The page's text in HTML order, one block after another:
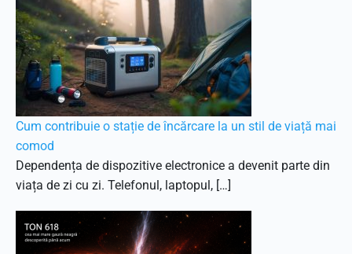
Cum contribuie o stație de încărcare la un stil de viață mai
comod
Dependența de dispozitive electronice a devenit parte din
viața de zi cu zi. Telefonul, laptopul, […]